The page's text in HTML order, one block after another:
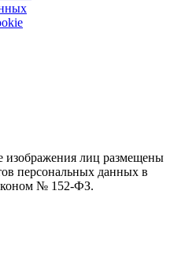
изображения лиц размещены
персональных данных в
№ 152-ФЗ.